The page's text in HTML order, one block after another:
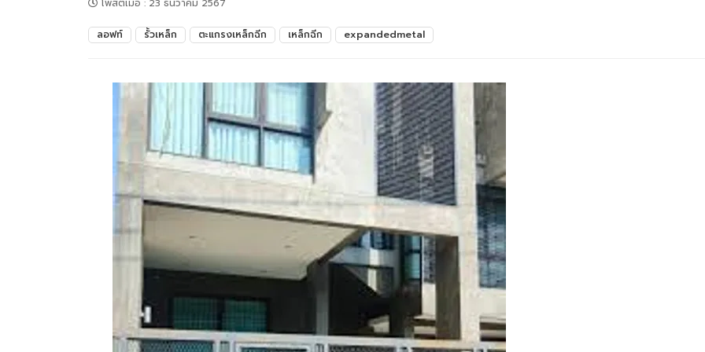
โพสต์เมื่อ : 23 ธันวาคม 2567
ลอฟท์ รั้วเหล็ก ตะแกรงเหล็กฉีก เหล็กฉีก expandedmetal